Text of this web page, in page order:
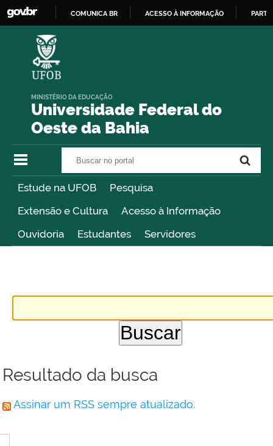
COMUNICA BR ACESSO À INFORMAÇÃO
Universidade Federal do
Oeste da Bahia
MINISTÉRIO DA EDUCAÇÃO
Estude na UFOB
Pesquisa
Extensão e Cultura
Acesso à Informação
Ouvidoria
Estudantes Servidores
Resultado da busca
Assinar um RSS sempre atualizado.